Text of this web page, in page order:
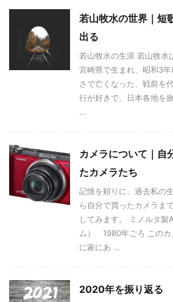
若山牧水の世界｜短
出る
若山牧水の生涯 若山牧水
宮崎県で生まれ、昭和3
さで亡くなった、戦前を
行が好きで、日本各地を
...
カメラについて｜自
たカメラたち
記憶を頼りに、過去私の
ら自分で買ったカメラま
してみます。 ミノルタ
ム） 1980年ごろ このカ
に家にあ ...
2020年を振り返る